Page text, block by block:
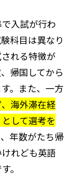
入試が行わ
科目は異なり
れる特徴が
帰国してから
。また、一方
海外滞在経
して選考を
年数がたち帰
れども英語
。